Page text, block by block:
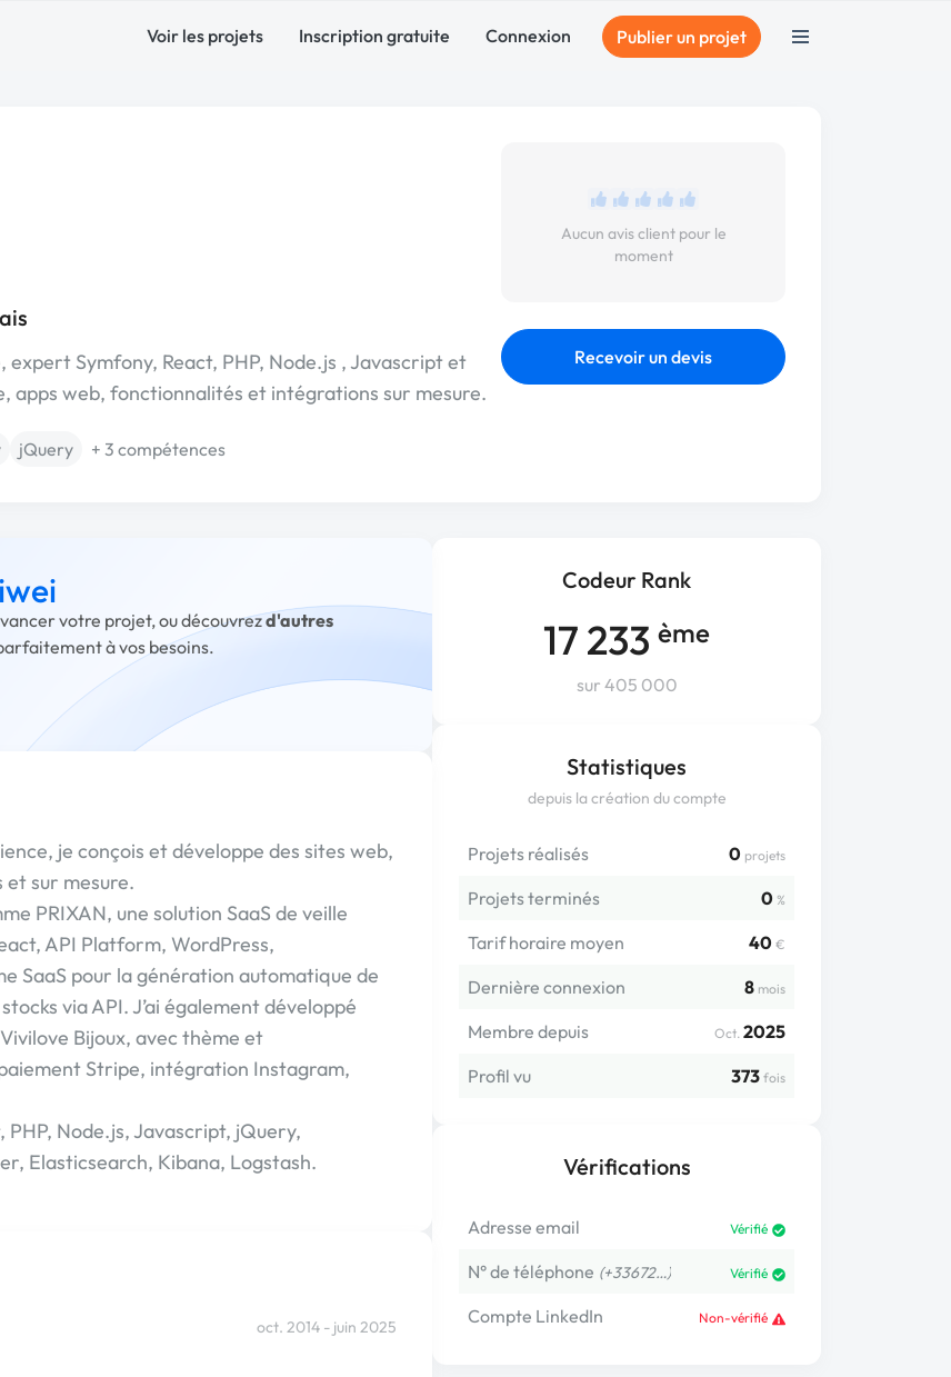
Voir les projets Inscription gratuite Connexion Publier un projet
expert Symfony, React, PHP, Node.js , Javascript et
apps web, fonctionnalités et intégrations sur mesure.
jQuery + 3 compétences
Aucun avis client pour le
moment
Recevoir un devis
Codeur Rank
17 233 ème
sur 405 000
Statistiques
depuis la création du compte
Projets réalisés 0 projets
Projets terminés 0 %
Tarif horaire moyen 40 €
Dernière connexion 8 mois
Membre depuis Oct. 2025
Profil vu
373 fois
Vérifications
Adresse email Vérifié
N° de téléphone (+33672…) Vérifié
Compte LinkedIn Non-vérifié
votre projet, ou découvrezd'autres
à vos besoins.
je conçois et développe des sites web,
sur mesure.
PRIXAN, une solution SaaS de veille
API Platform, WordPress,
SaaS pour la génération automatique de
via API. J’ai également développé
Bijoux, avec thème et
Stripe, intégration Instagram,
Node.js, Javascript, jQuery,
Elasticsearch, Kibana, Logstash.
oct. 2014 - juin 2025